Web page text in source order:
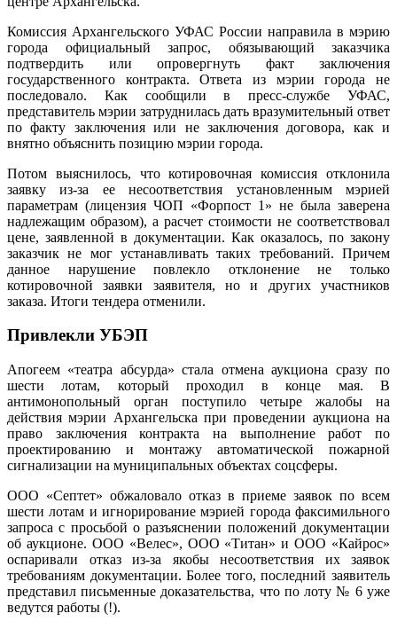
Комиссия Архангельского УФАС России направила в мэрию
города официальный запрос, обязывающий заказчика
подтвердить или опровергнуть факт заключения
государственного контракта. Ответа из мэрии города не
последовало. Как сообщили в пресс-службе УФАС,
представитель мэрии затруднилась дать вразумительный ответ
по факту заключения или не заключения договора, как и
внятно объяснить позицию мэрии города.
Потом выяснилось, что котировочная комиссия отклонила
заявку из-за ее несоответствия установленным мэрией
параметрам (лицензия ЧОП «Форпост 1» не была заверена
надлежащим образом), а расчет стоимости не соответствовал
цене, заявленной в документации. Как оказалось, по закону
заказчик не мог устанавливать таких требований. Причем
данное нарушение повлекло отклонение не только
котировочной заявки заявителя, но и других участников
заказа. Итоги тендера отменили.
Привлекли УБЭП
Апогеем «театра абсурда» стала отмена аукциона сразу по
шести лотам, который проходил в конце мая. В
антимонопольный орган поступило четыре жалобы на
действия мэрии Архангельска при проведении аукциона на
право заключения контракта на выполнение работ по
проектированию и монтажу автоматической пожарной
сигнализации на муниципальных объектах соцсферы.
ООО «Септет» обжаловало отказ в приеме заявок по всем
шести лотам и игнорирование мэрией города факсимильного
запроса с просьбой о разъяснении положений документации
об аукционе. ООО «Велес», ООО «Титан» и ООО «Кайрос»
оспаривали отказ из-за якобы несоответствия их заявок
требованиям документации. Более того, последний заявитель
представил письменные доказательства, что по лоту № 6 уже
ведутся работы (!).